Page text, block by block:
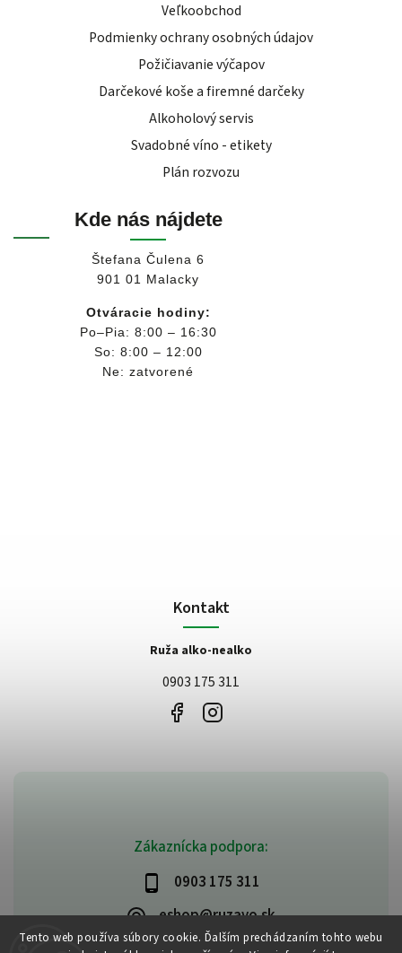
Tento web používa súbory cookie. Ďalším prechádzaním tohto webu
Zákaznícka podpora:
0903 175 311
eshop@ruzavo.sk
Veľkoobchod
Podmienky ochrany osobných údajov
Požičiavanie výčapov
Darčekové koše a firemné darčeky
Alkoholový servis
Svadobné víno - etikety
Plán rozvozu
Kde nás nájdete
Štefana Čulena 6
901 01 Malacky
Otváracie hodiny:
Po–Pia: 8:00 – 16:30
So: 8:00 – 12:00
Ne: zatvorené
Kontakt
Ruža alko-nealko
0903 175 311